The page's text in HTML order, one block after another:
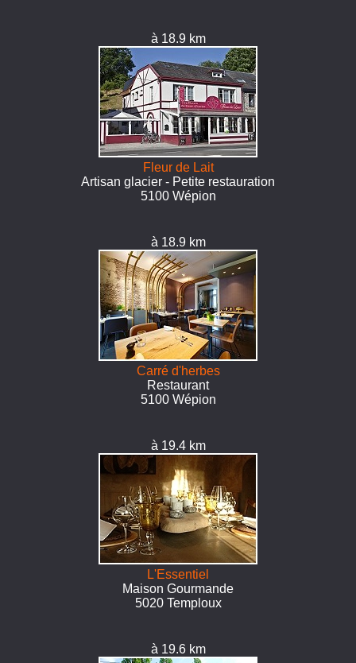
à 18.9 km
Fleur de Lait
Artisan glacier - Petite restauration
5100 Wépion
à 18.9 km
Carré d'herbes
Restaurant
5100 Wépion
à 19.4 km
L'Essentiel
Maison Gourmande
5020 Temploux
à 19.6 km